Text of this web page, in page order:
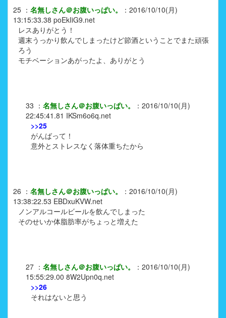
25 ： 名無しさん＠お腹いっぱい。 ： 2016/10/10(月)
13:15:33.38 poEkIiG9.net
レスありがとう！
週末うっかり飲んでしまったけど節酒ということでまた頑張
ろう
モチベーションあがったよ、ありがとう
33 ： 名無しさん＠お腹いっぱい。 ： 2016/10/10(月)
22:45:41.81 IKSm6o6q.net
>>25
がんばって！
意外とストレスなく落体重ちたから
26 ： 名無しさん＠お腹いっぱい。 ： 2016/10/10(月)
13:38:22.53 EBDxuKVW.net
ノンアルコールビールを飲んでしまった
そのせいか体脂肪率がちょっと増えた
27 ： 名無しさん＠お腹いっぱい。 ： 2016/10/10(月)
15:55:29.00 8W2Upn0q.net
>>26
それはないと思う